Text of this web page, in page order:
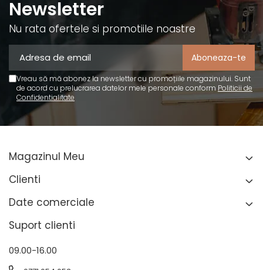
Newsletter
Nu rata ofertele si promotiile noastre
Vreau să mă abonez la newsletter cu promoțiile magazinului. Sunt
de acord cu prelucrarea datelor mele personale conform Politicii de
Confidentialitate
Magazinul Meu
Clienti
Date comerciale
Suport clienti
09.00-16.00